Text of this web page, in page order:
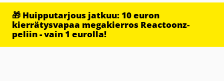
🎁 Huipputarjous jatkuu: 10 euron
kierrätysvapaa megakierros Reactoonz-
peliin - vain 1 eurolla!